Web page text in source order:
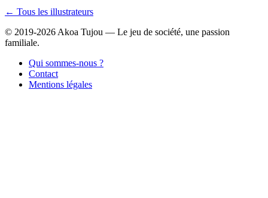
← Tous les illustrateurs
© 2019-2026 Akoa Tujou — Le jeu de société, une passion
familiale.
Qui sommes-nous ?
Contact
Mentions légales